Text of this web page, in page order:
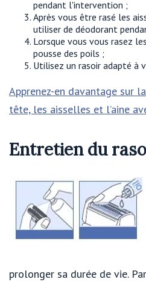
pendant l'intervention ;
Après vous être rasé les
utiliser de déodorant
Lorsque vous vous rasez
pousse des poils ;
Utilisez un rasoir adapté à
Apprenez-en davantage sur
tête, les aisselles et l’aine
Entretien du
prolonger sa durée de vie.